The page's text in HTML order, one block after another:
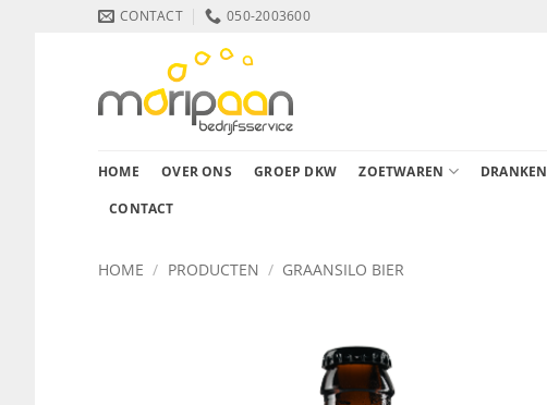
CONTACT 050-2003600
HOME OVER ONS GROEP DKW ZOETWAREN DRANKEN
CONTACT
HOME / PRODUCTEN / GRAANSILO BIER